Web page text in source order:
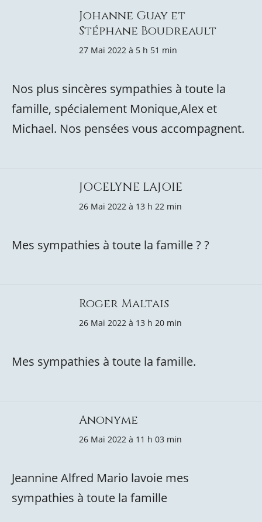
Johanne Guay et
Stéphane Boudreault
27 Mai 2022 à 5 h 51 min
Nos plus sincères sympathies à toute la
famille, spécialement Monique,Alex et
Michael. Nos pensées vous accompagnent.
JOCELYNE LAJOIE
26 Mai 2022 à 13 h 22 min
Mes sympathies à toute la famille ? ?
Roger Maltais
26 Mai 2022 à 13 h 20 min
Mes sympathies à toute la famille.
Anonyme
26 Mai 2022 à 11 h 03 min
Jeannine Alfred Mario lavoie mes
sympathies à toute la famille